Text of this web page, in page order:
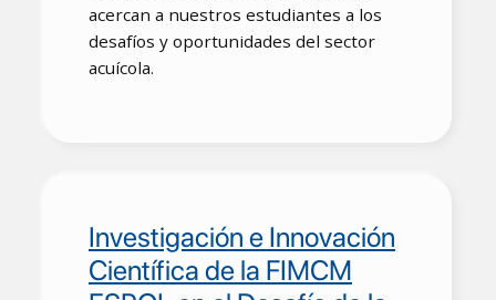
acercan a nuestros estudiantes a los
desafíos y oportunidades del sector
acuícola.
Investigación e Innovación
Científica de la FIMCM